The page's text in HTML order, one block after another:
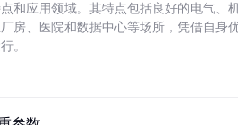
和应用领域。其特点包括良好的电气、
房、医院和数据中心等场所，凭借自身
。